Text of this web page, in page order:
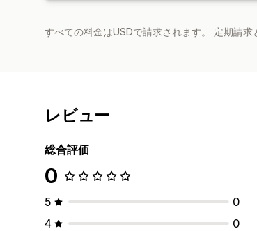
すべての料金はUSDで請求されます。 定期請
レビュー
総合評価
0
5
0
4
0